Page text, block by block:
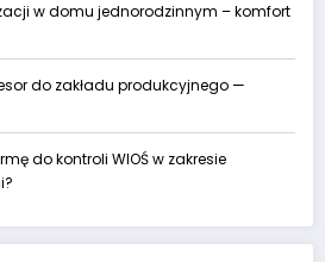
w domu jednorodzinnym – komfort
do zakładu produkcyjnego —
do kontroli WIOŚ w zakresie